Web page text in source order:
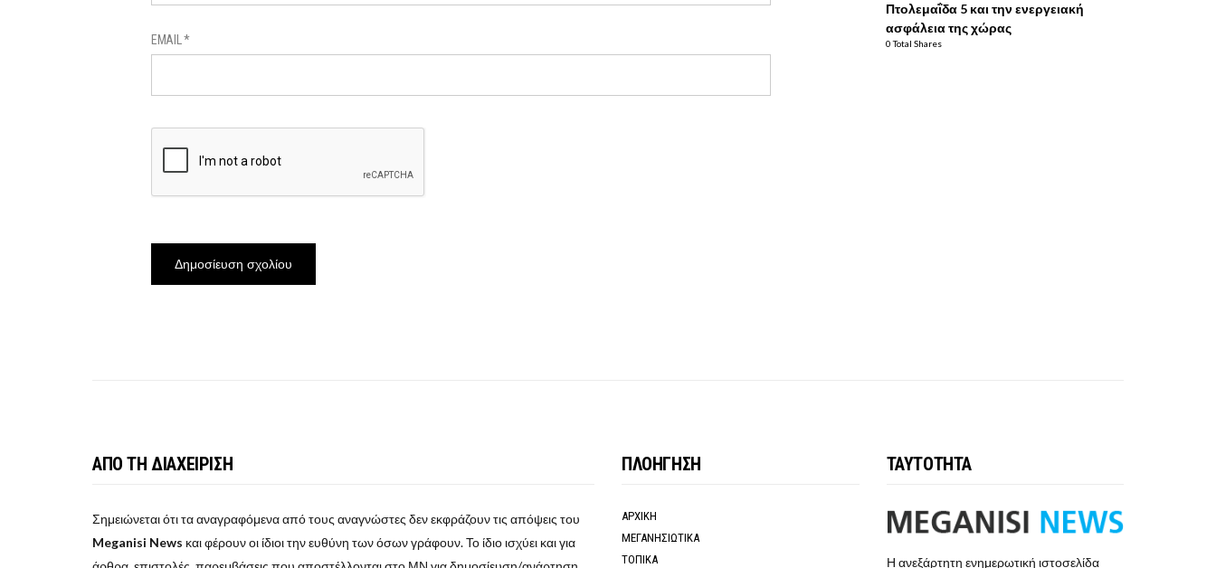
EMAIL*
Πτολεμαΐδα 5 και την ενεργειακή
ασφάλεια της χώρας
0 Total Shares
ΑΠΟ ΤΗ ΔΙΑΧΕΙΡΙΣΗ
Σημειώνεται ότι τα αναγραφόμενα από τους αναγνώστες δεν εκφράζουν τις απόψεις του
Meganisi News και φέρουν οι ίδιοι την ευθύνη των όσων γράφουν. Το ίδιο ισχύει και για
ΠΛΟΗΓΗΣΗ
ΑΡΧΙΚΗ
ΜΕΓΑΝΗΣΙΩΤΙΚΑ
ΤΟΠΙΚΑ
ΤΑΥΤΟΤΗΤΑ
Η ανεξάρτητη ενημερωτική ιστοσελίδα